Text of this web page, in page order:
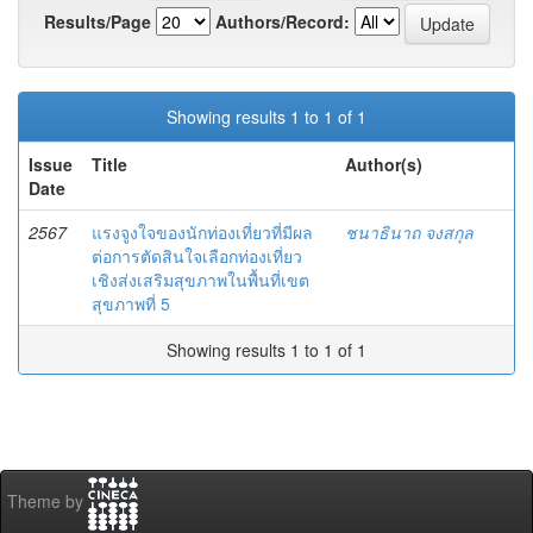
Results/Page
Authors/Record:
Showing results 1 to 1 of 1
Issue
Date
Title Author(s)
2567
แรงจูงใจของนักท่องเที่ยวที่มีผล
ต่อการตัดสินใจเลือกท่องเที่ยว
เชิงส่งเสริมสุขภาพในพื้นที่เขต
สุขภาพที่ 5
ชนาธินาถ จงสกุล
Showing results 1 to 1 of 1
Theme by